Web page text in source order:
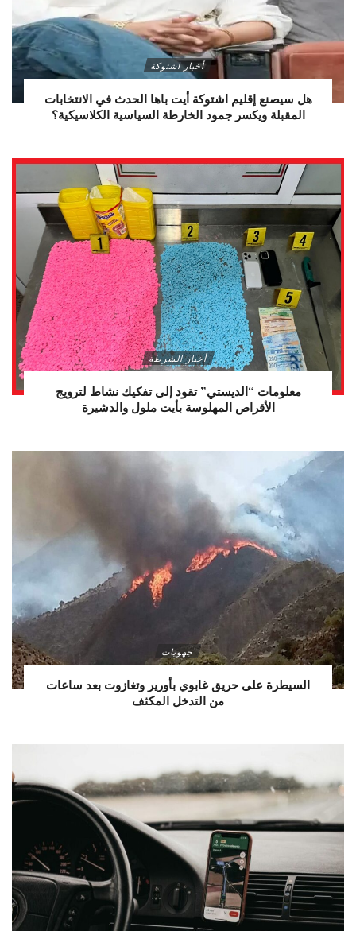
أخبار اشتوكة
هل سيصنع إقليم اشتوكة أيت باها الحدث في الانتخابات
المقبلة ويكسر جمود الخارطة السياسية الكلاسيكية؟
أخبار الشرطة
معلومات “الديستي” تقود إلى تفكيك نشاط لترويج
الأقراص المهلوسة بأيت ملول والدشيرة
جهويات
السيطرة على حريق غابوي بأورير وتغازوت بعد ساعات
من التدخل المكثف